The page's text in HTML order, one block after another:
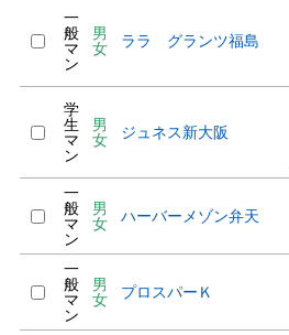
一
般
マ
ン
男
女
ララ グランツ福島
学
生
マ
ン
男
女
ジュネス新大阪
一
般
マ
ン
男
女
ハーバーメゾン弁天
一
般
マ
ン
男
女
プロスパーＫ